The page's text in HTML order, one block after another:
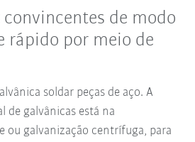
de modo
rápido por meio de
soldar peças de aço. A
de galvânicas está na
ou galvanização centrífuga, para